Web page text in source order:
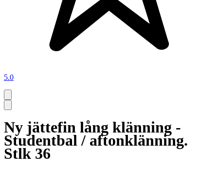
5.0
Ny jättefin lång klänning -
Studentbal / aftonklänning.
Stlk 36